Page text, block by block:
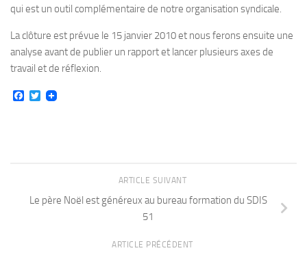
qui est un outil complémentaire de notre organisation syndicale.
La clôture est prévue le 15 janvier 2010 et nous ferons ensuite une
analyse avant de publier un rapport et lancer plusieurs axes de
travail et de réflexion.
Facebook
Twitter
ARTICLE SUIVANT
Le père Noël est généreux au bureau formation du SDIS
51
ARTICLE PRÉCÉDENT